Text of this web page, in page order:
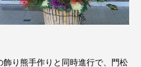
飾り熊手作りと同時進行で、門松